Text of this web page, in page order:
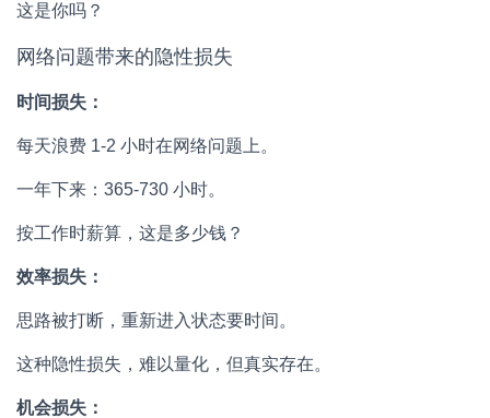
这是你吗？
网络问题带来的隐性损失
时间损失：
每天浪费 1-2 小时在网络问题上。
一年下来：365-730 小时。
按工作时薪算，这是多少钱？
效率损失：
思路被打断，重新进入状态要时间。
这种隐性损失，难以量化，但真实存在。
机会损失：